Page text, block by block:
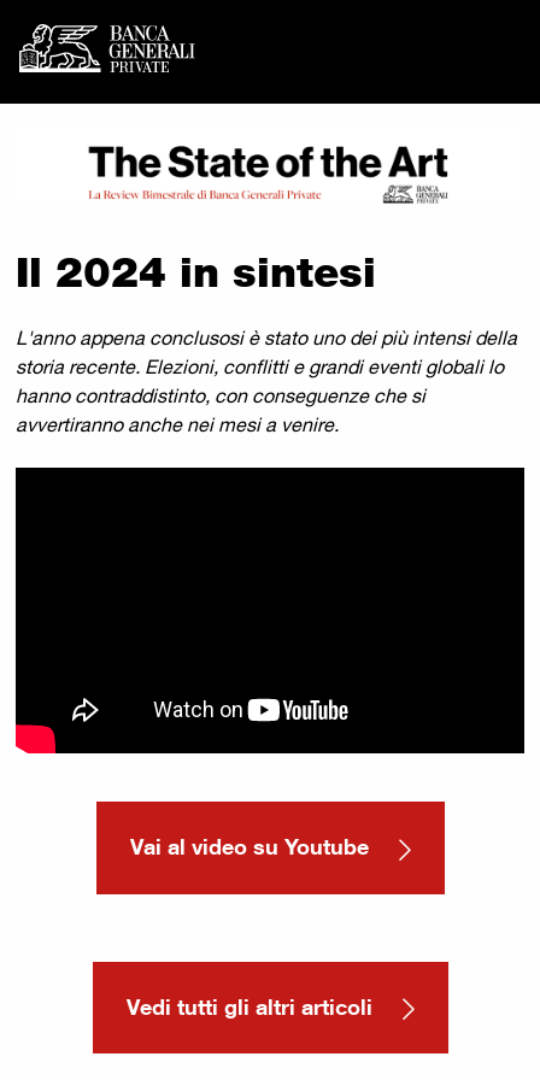
Banca Generali Private
Vai al contenuto principale
Il 2024 in sintesi
L'anno appena conclusosi è stato uno dei più intensi della
storia recente. Elezioni, conflitti e grandi eventi globali lo
hanno contraddistinto, con conseguenze che si
avvertiranno anche nei mesi a venire.
Vai al video su Youtube
Vedi tutti gli altri articoli